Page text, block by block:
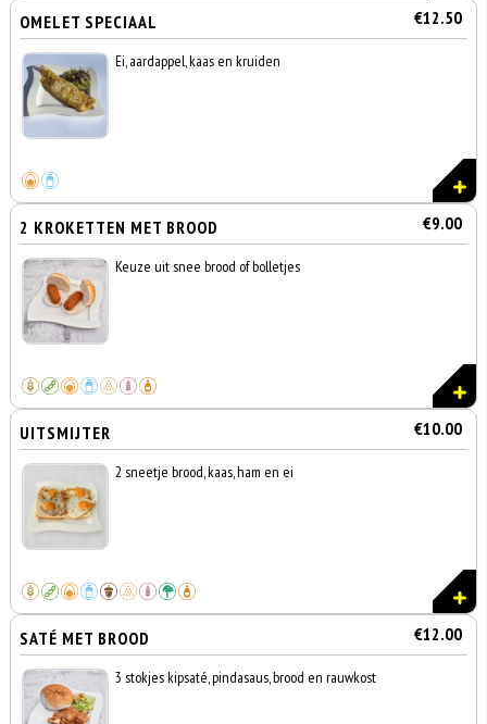
OMELET SPECIAAL €12.50
Ei, aardappel, kaas en kruiden
2 KROKETTEN MET BROOD €9.00
Keuze uit snee brood of bolletjes
UITSMIJTER €10.00
2 sneetje brood, kaas, ham en ei
SATÉ MET BROOD €12.00
3 stokjes kipsaté, pindasaus, brood en rauwkost